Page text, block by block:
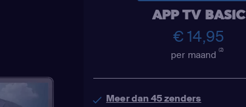
APP TV BASIC
€ 14,95
per maand(2)
Meer dan 45 zenders